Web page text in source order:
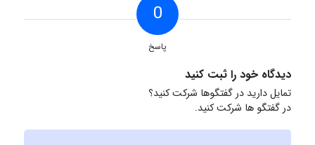
0
پاسخ
دیدگاه خود را ثبت کنید
تمایل دارید در گفتگوها شرکت کنید؟
در گفتگو ها شرکت کنید.